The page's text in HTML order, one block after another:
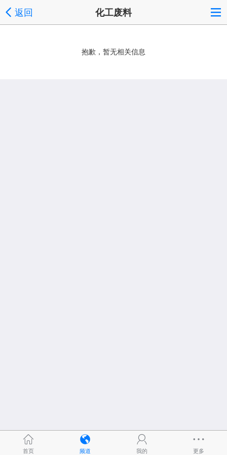
返回 化工废料
抱歉，暂无相关信息
首页 频道 我的 更多